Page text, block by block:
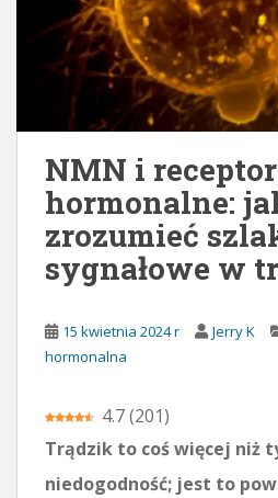
NMN i
hormonalne:
zrozumieć
sygnałowe w
15 kwietnia 2024 r Jerry K
hormonalna
4.7(201)
Trądzik to coś więcej niż
niedogodność; jest to